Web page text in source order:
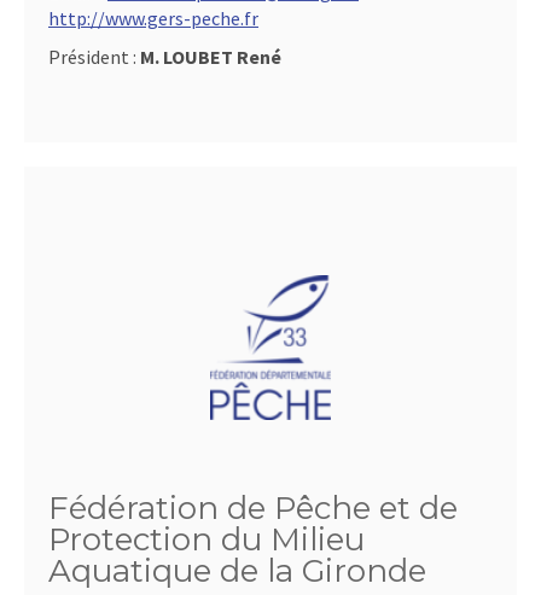
http://www.gers-peche.fr
Président : M. LOUBET René
Fédération de Pêche et de
Protection du Milieu
Aquatique de la Gironde